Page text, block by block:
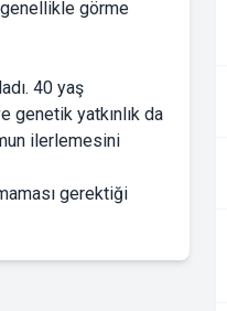
görme
40 yaş
genetik yatkınlık da
ilerlemesini
gerektiği